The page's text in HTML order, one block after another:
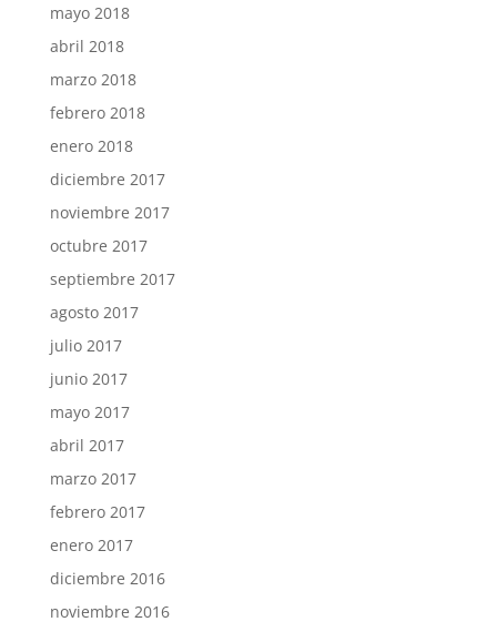
mayo 2018
abril 2018
marzo 2018
febrero 2018
enero 2018
diciembre 2017
noviembre 2017
octubre 2017
septiembre 2017
agosto 2017
julio 2017
junio 2017
mayo 2017
abril 2017
marzo 2017
febrero 2017
enero 2017
diciembre 2016
noviembre 2016